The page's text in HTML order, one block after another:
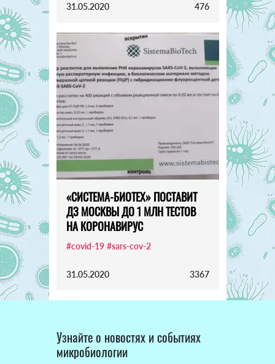
31.05.2020 476
«СИСТЕМА-БИОТЕХ» ПОСТАВИТ
ДЗ МОСКВЫ ДО 1 МЛН ТЕСТОВ
НА КОРОНАВИРУС
#covid-19 #sars-cov-2
31.05.2020 3367
Узнайте о новостях и событиях
микробиологии